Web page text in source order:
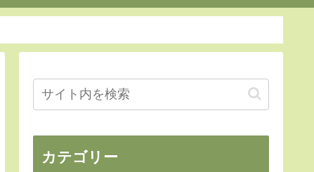
カテゴリー